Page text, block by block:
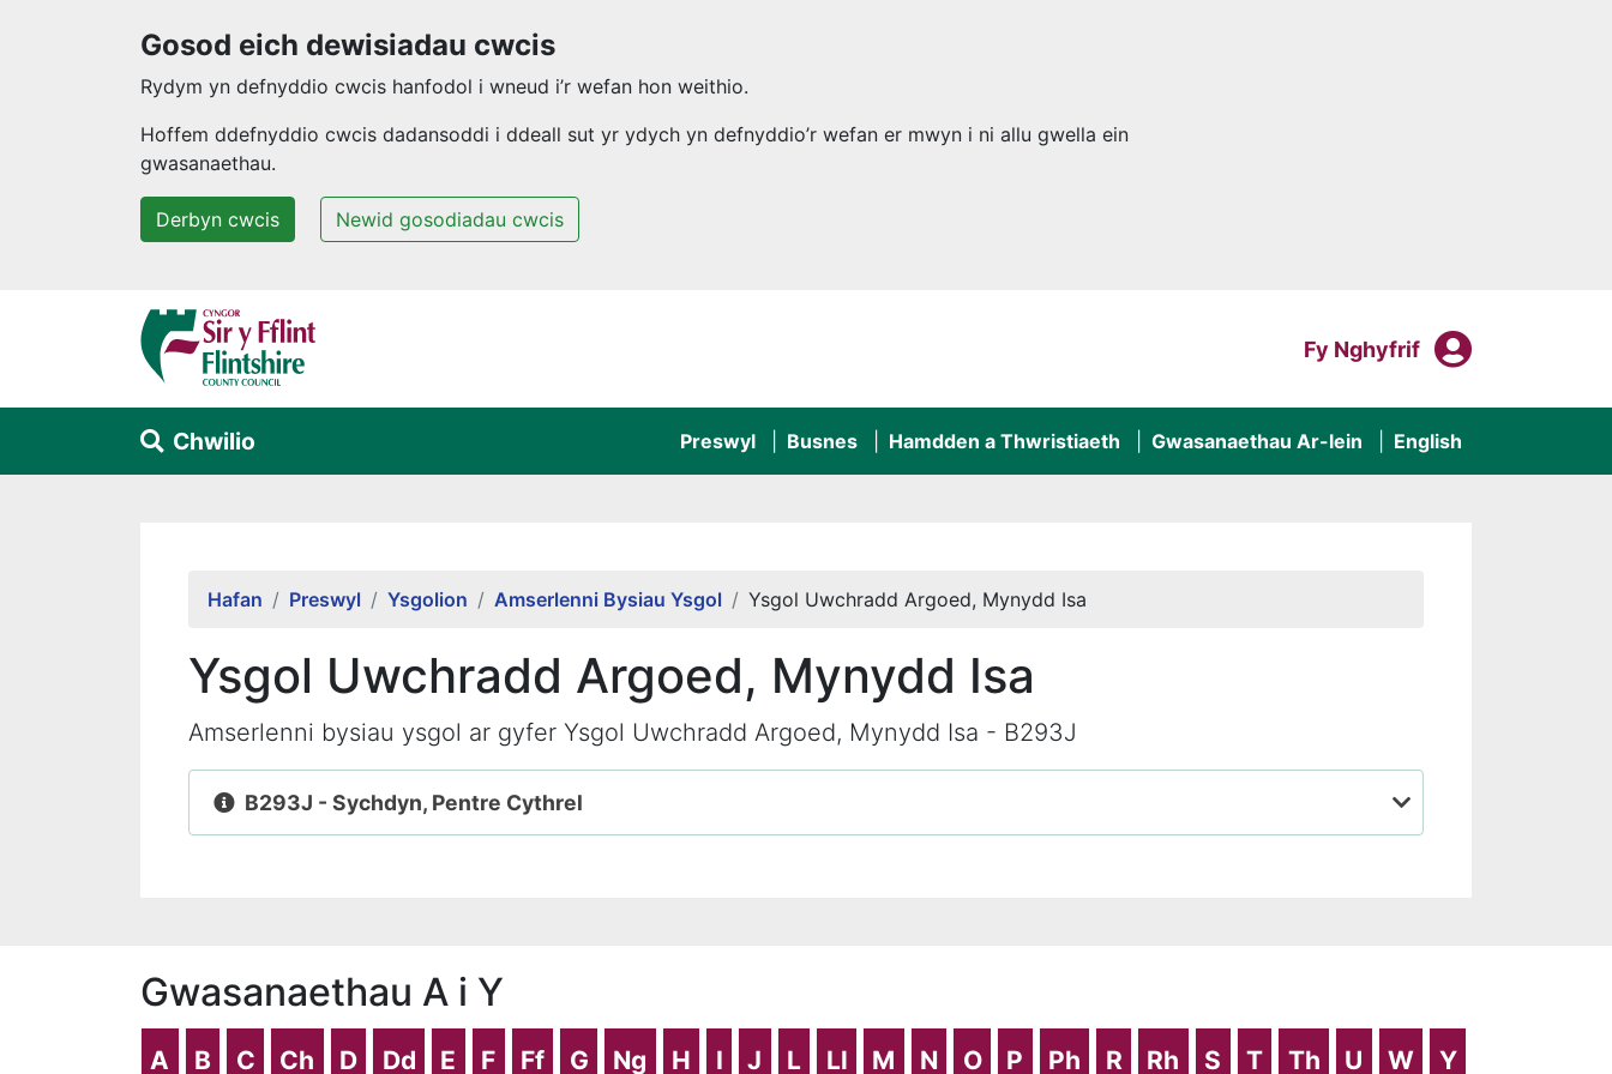
Gosod eich dewisiadau cwcis
Rydym yn defnyddio cwcis hanfodol i wneud i’r wefan hon weithio.
Hoffem ddefnyddio cwcis dadansoddi i ddeall sut yr ydych yn defnyddio’r wefan er mwyn i ni allu gwella ein
gwasanaethau.
Derbyn cwcis Newid gosodiadau cwcis
Neidio i'r prif gynnwys
Mewngofnodi I
Fy Nghyfrif Fy
Chwilio Preswyl Busnes Hamdden a Thwristiaeth Gwasanaethau Ar-lein English
Hafan Preswyl Ysgolion Amserlenni Bysiau Ysgol Ysgol Uwchradd Argoed, Mynydd Isa
Ysgol Uwchradd Argoed, Mynydd Isa
Amserlenni bysiau ysgol ar gyfer Ysgol Uwchradd Argoed, Mynydd Isa - B293J
B293J - Sychdyn, Pentre Cythrel
Gwasanaethau A i Y
A B C Ch D Dd E F Ff G Ng H I J L Ll M N O P Ph R Rh S T Th U W Y